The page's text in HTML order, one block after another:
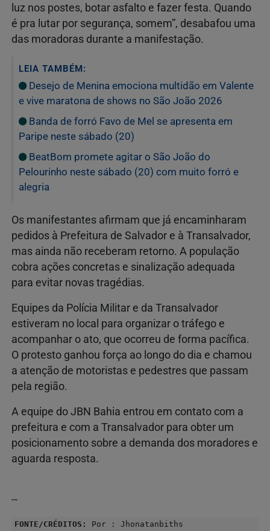
luz nos postes, botar asfalto e fazer festa. Quando
é pra lutar por segurança, somem”, desabafou uma
das moradoras durante a manifestação.
LEIA TAMBÉM:
Desejo de Menina emociona multidão em Valente
e vive maratona de shows no São João 2026
Banda de forró Favo de Mel se apresenta em
Paripe neste sábado (20)
BeatBom promete agitar o São João do
Pelourinho neste sábado (20) com muito forró e
alegria
Os manifestantes afirmam que já encaminharam
pedidos à Prefeitura de Salvador e à Transalvador,
mas ainda não receberam retorno. A população
cobra ações concretas e sinalização adequada
para evitar novas tragédias.
Equipes da Polícia Militar e da Transalvador
estiveram no local para organizar o tráfego e
acompanhar o ato, que ocorreu de forma pacífica.
O protesto ganhou força ao longo do dia e chamou
a atenção de motoristas e pedestres que passam
pela região.
A equipe do JBN Bahia entrou em contato com a
prefeitura e com a Transalvador para obter um
posicionamento sobre a demanda dos moradores e
aguarda resposta.
--
FONTE/CRÉDITOS: Por : Jhonatanbiths